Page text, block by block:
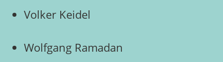
Volker Keidel
Wolfgang Ramadan